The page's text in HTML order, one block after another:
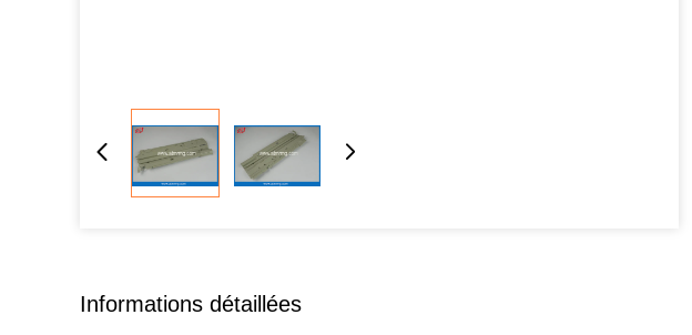
Informations détaillées